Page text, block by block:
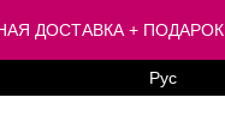
ДОСТАВКА + ПОДАРОК
Рус